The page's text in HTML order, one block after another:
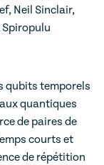
Neil Sinclair,
qubits temporels
quantiques
de paires de
courts et
de répétition